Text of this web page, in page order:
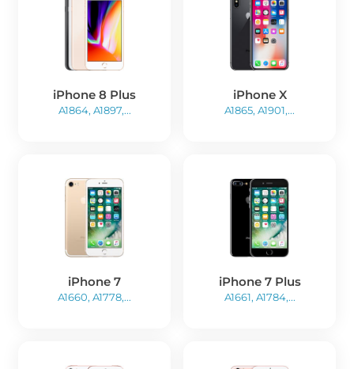
iPhone 8 Plus
A1864, A1897,...
iPhone X
A1865, A1901,...
iPhone 7
A1660, A1778,...
iPhone 7 Plus
A1661, A1784,...